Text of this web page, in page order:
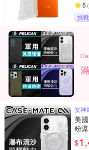
5 (
挑
女神
美
粉
$